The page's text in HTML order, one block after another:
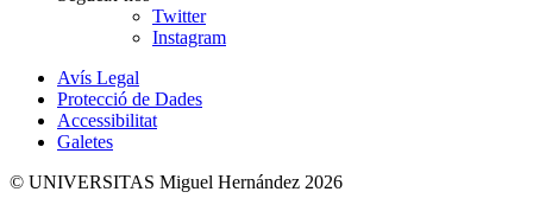
Twitter
Instagram
Avís Legal
Protecció de Dades
Accessibilitat
Galetes
© UNIVERSITAS Miguel Hernández 2026